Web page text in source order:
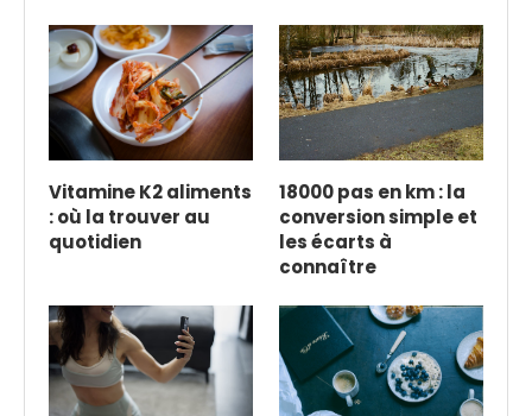
Vitamine K2 aliments
: où la trouver au
quotidien
18000 pas en km : la
conversion simple et
les écarts à
connaître